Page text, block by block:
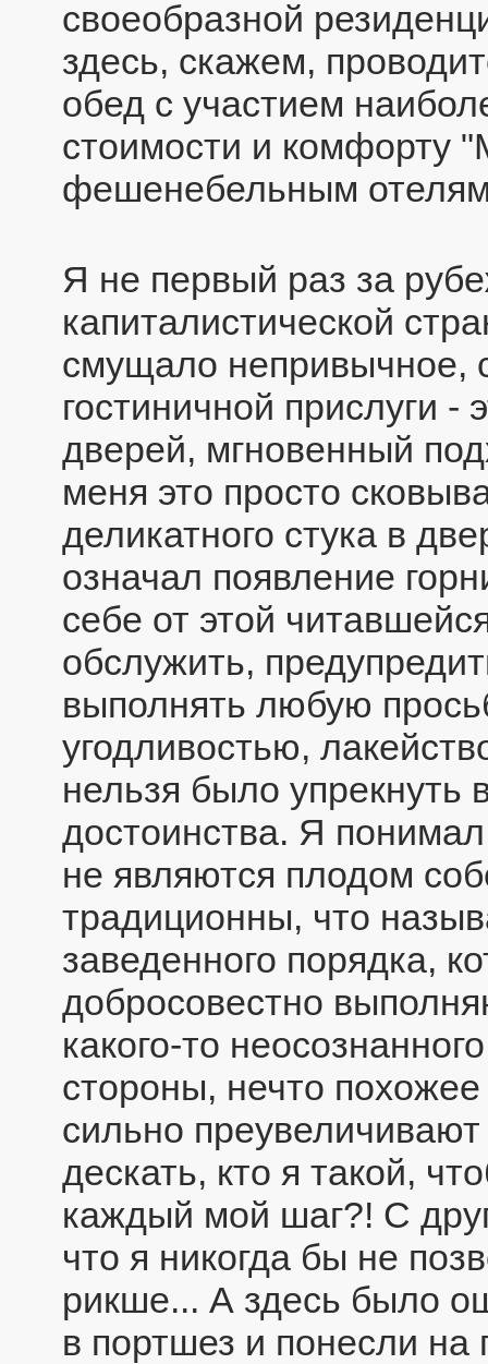
своеобразной
здесь, скажем,
обед с участием
стоимости и комфорту
фешенебельным
Я не первый раз за
капиталистической
смущало непривычное,
гостиничной прислуги -
дверей, мгновенный
меня это просто
деликатного стука в
означал появление
себе от этой
обслужить,
выполнять любую
угодливостью,
нельзя было упрекнуть
достоинства. Я
не являются плодом
традиционны, что
заведенного порядка,
добросовестно
какого-то
стороны, нечто
сильно
дескать, кто я такой,
каждый мой шаг?! С
что я никогда бы не
рикше... А здесь было
в портшез и понесли на